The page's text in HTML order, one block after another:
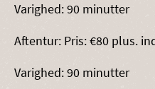
Varighed: 90 minutter
Aftentur: Pris: €80 plus.
Varighed: 90 minutter